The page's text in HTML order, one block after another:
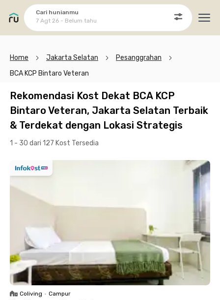
Cari hunianmu
7 Agt 26 - Belum tahu
Home Jakarta Selatan
Pesanggrahan
BCA KCP Bintaro Veteran
Rekomendasi Kost Dekat BCA KCP
Bintaro Veteran, Jakarta Selatan Terbaik
& Terdekat dengan Lokasi Strategis
1 - 30 dari 127 Kost Tersedia
Coliving • Campur